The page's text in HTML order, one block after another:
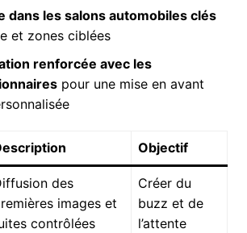
dans les salons automobiles clés
et zones ciblées
renforcée avec les
pour une mise en avant
Objectif
des
images et
contrôlées
Créer du
buzz et de
l’attente